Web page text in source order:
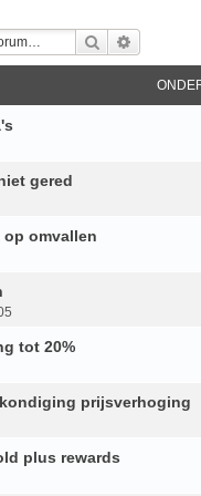
Zoek
gered
omvallen
tot 20%
prijsverhoging
plus rewards